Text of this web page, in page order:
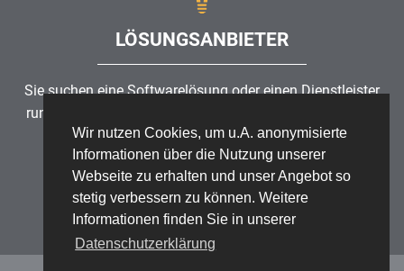
Wir nutzen Cookies, um u.A. anonymisierte
Informationen über die Nutzung unserer
Webseite zu erhalten und unser Angebot so
stetig verbessern zu können. Weitere
Informationen finden Sie in unserer
Datenschutzerklärung
LÖSUNGSANBIETER
Sie suchen eine Softwarelösung oder einen Dienstleister
rund um die Themen
ISMS?
Partner finden